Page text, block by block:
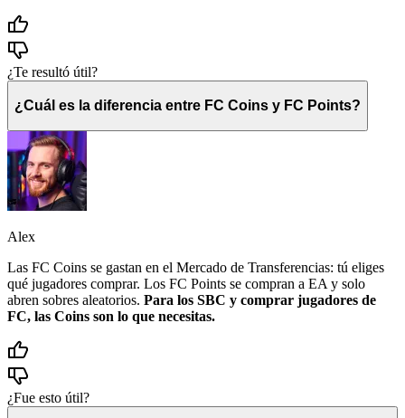
¿Te resultó útil?
¿Cuál es la diferencia entre FC Coins y FC Points?
Alex
Las FC Coins se gastan en el Mercado de Transferencias: tú eliges
qué jugadores comprar. Los FC Points se compran a EA y solo
abren sobres aleatorios. Para los SBC y comprar jugadores de
FC, las Coins son lo que necesitas.
¿Fue esto útil?